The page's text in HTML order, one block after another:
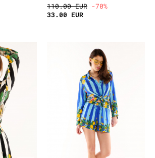
110.00 EUR -70%
33.00 EUR